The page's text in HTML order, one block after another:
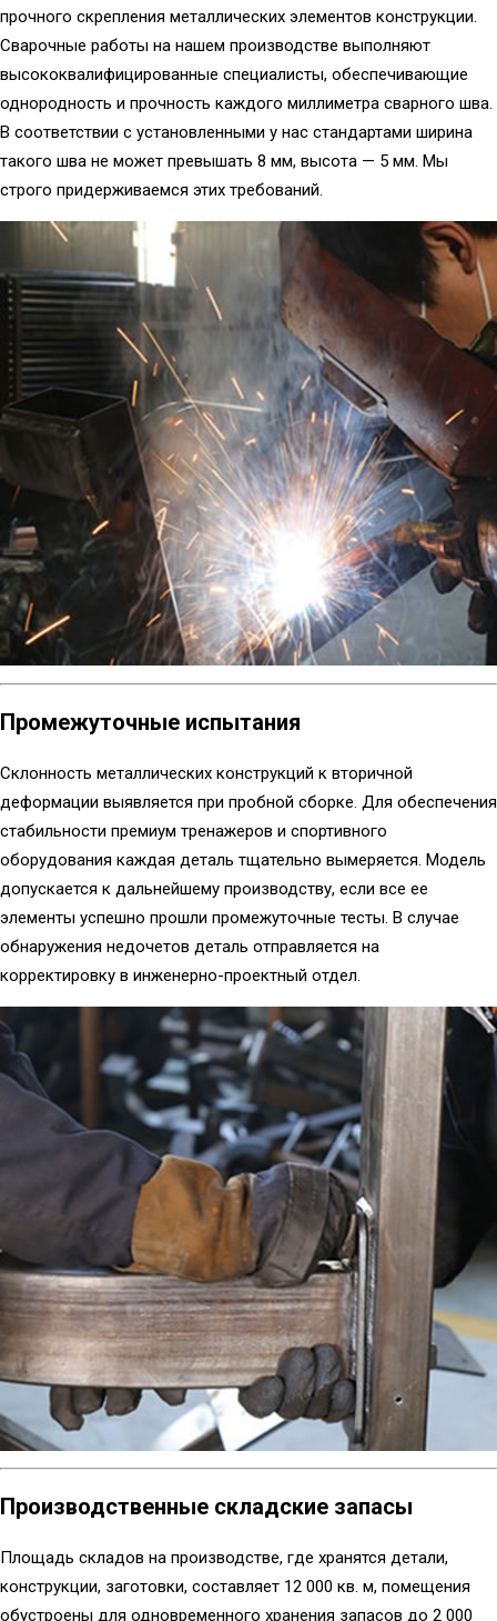
прочного скрепления металлических элементов конструкции.
Сварочные работы на нашем производстве выполняют
высококвалифицированные специалисты, обеспечивающие
однородность и прочность каждого миллиметра сварного шва.
В соответствии с установленными у нас стандартами ширина
такого шва не может превышать 8 мм, высота — 5 мм. Мы
строго придерживаемся этих требований.
Промежуточные испытания
Склонность металлических конструкций к вторичной
деформации выявляется при пробной сборке. Для обеспечения
стабильности премиум тренажеров и спортивного
оборудования каждая деталь тщательно вымеряется. Модель
допускается к дальнейшему производству, если все ее
элементы успешно прошли промежуточные тесты. В случае
обнаружения недочетов деталь отправляется на
корректировку в инженерно-проектный отдел.
Производственные складские запасы
Площадь складов на производстве, где хранятся детали,
конструкции, заготовки, составляет 12 000 кв. м, помещения
обустроены для одновременного хранения запасов до 2 000